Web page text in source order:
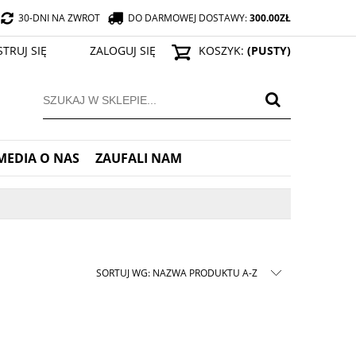
30-DNI NA ZWROT DO DARMOWEJ DOSTAWY:300.00ZŁ
SIĘ ZALOGUJ SIĘ KOSZYK: (PUSTY)
O NAS ZAUFALI NAM
SORTUJ WG: NAZWA PRODUKTU A-Z